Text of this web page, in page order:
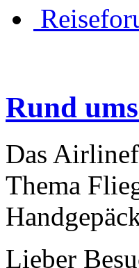
Rund
Das
Thema
Lieber